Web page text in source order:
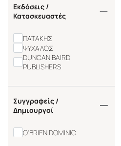
Εκδόσεις /
Κατασκευαστές
ΠΑΤΑΚΗΣ
ΨΥΧΑΛΟΣ
DUNCAN BAIRD
PUBLISHERS
Συγγραφείς /
Δημιουργοί
O'BRIEN DOMINIC